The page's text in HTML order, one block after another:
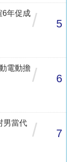
6年促成/ 5
電動擔/ 6
男當代 / 7